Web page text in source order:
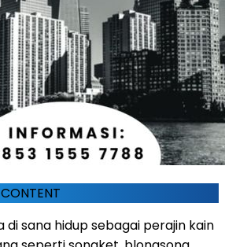
di sana hidup sebagai perajin kain